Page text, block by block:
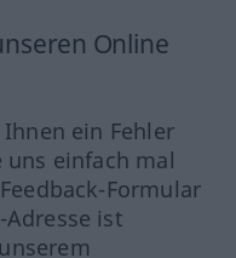
Online
ein Fehler
einfach mal
Formular
Adresse ist